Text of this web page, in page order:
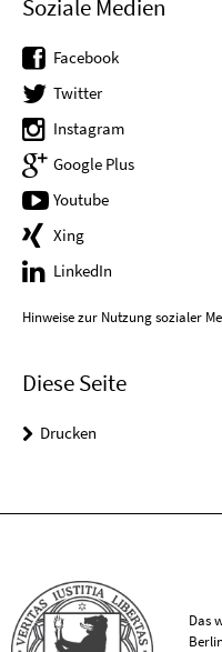
Soziale Medien
Facebook
Twitter
Instagram
Google Plus
Youtube
Xing
LinkedIn
Hinweise zur Nutzung sozialer
Diese Seite
Drucken
Das